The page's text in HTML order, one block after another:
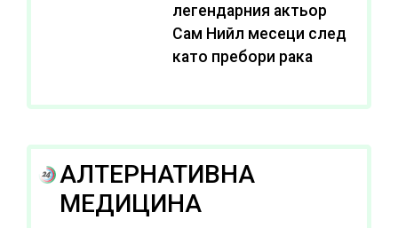
легендарния актьор
Сам Нийл месеци след
като пребори рака
АЛТЕРНАТИВНА
МЕДИЦИНА